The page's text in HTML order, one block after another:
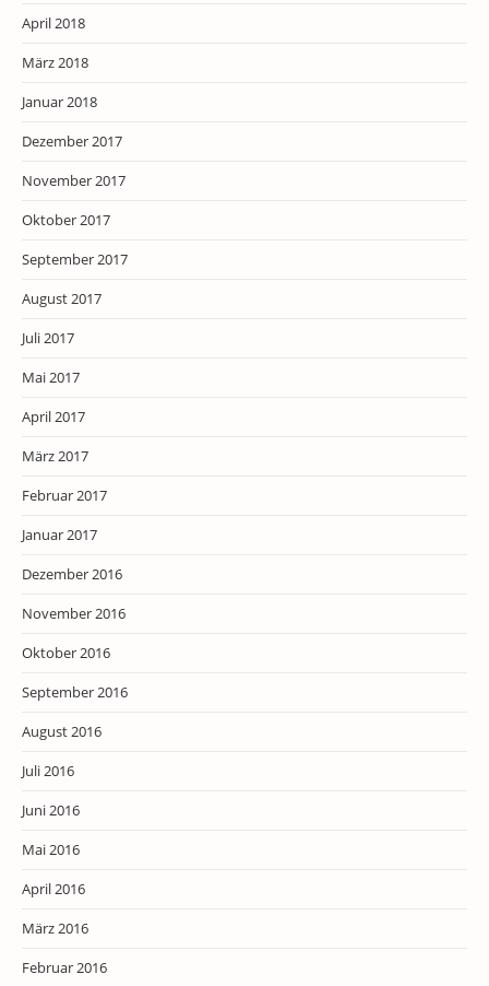
April 2018
März 2018
Januar 2018
Dezember 2017
November 2017
Oktober 2017
September 2017
August 2017
Juli 2017
Mai 2017
April 2017
März 2017
Februar 2017
Januar 2017
Dezember 2016
November 2016
Oktober 2016
September 2016
August 2016
Juli 2016
Juni 2016
Mai 2016
April 2016
März 2016
Februar 2016